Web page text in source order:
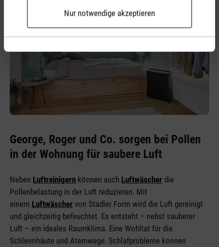
Nur notwendige akzeptieren
George, Roger und Co. sorgen bei Pollen
in der Wohnung für saubere Luft
Neben Luftreinigern können auch Luftwäscher die
Pollenbelastung in der Luft reduzieren. Mit
einem Luftwäscher von Stadler Form wird die Luft gereinigt
und gleichzeitig befeuchtet. Es entsteht – nebst sauberer
Luft – ein ideales Raumklima. Eine Wohltat für die
Schleimhäute und Atemwege. Schlafprobleme können